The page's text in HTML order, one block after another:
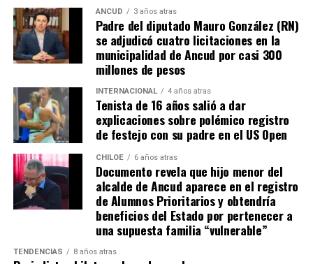
Luego,Pablo Solari, exjugador de Colo Colo, definió
cruzado y la pelota pegó en el segundo palo. Era un
anticipo de lo ocurriría en los minutos finales.
A los 90+2 minutos, el juez Darío Herrera cobró penal a
favor del elenco ‘millonario’, por una falta contra el
‘Pibe’ Solari quien se anticipó a su marcador.El
colombiano Miguel Borja transformó la pena
máxima en gol
Tras el tanto del delantero ‘cafetalero’, los jugadores
visitantes arremetieron contra sus rivales
argumentando que un jugador de River(Agustín
les gritó el festejo en la cara.
Tras los incidentes,Palavecino fue expulsado en
ANCUD 3 años atras
Padre del diputado Mauro González (RN)
se adjudicó cuatro licitaciones en la
municipalidad de Ancud por casi 300
millones de pesos
INTERNACIONAL 4 años atras
Tenista de 16 años salió a dar
explicaciones sobre polémico registro
de festejo con su padre en el US Open
CHILOE 6 años atras
Documento revela que hijo menor del
alcalde de Ancud aparece en el registro
de Alumnos Prioritarios y obtendría
beneficios del Estado por pertenecer a
una supuesta familia “vulnerable”
TENDENCIAS 8 años atras